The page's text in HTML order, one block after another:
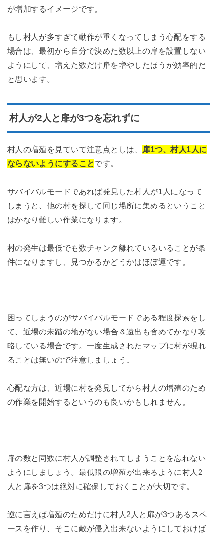
が増加するイメージです。
もし村人が多すぎて動作が重くなってしまう心配をする
場合は、最初から自分で決めた数以上の扉を設置しない
ようにして、増えた数だけ扉を増やしたほうが効率的だ
と思います。
村人が2人と扉が3つを忘れずに
村人の増殖を見ていて注意点としは、
扉1つ、村人1人に
ならないようにすることです。
サバイバルモードであれば発見した村人が1人になって
しまうと、他の村を探して同じ場所に集めるということ
はかなり難しい作業になります。
村の発生は最低でも数チャンク離れているいることが条
件になりますし、見つかるかどうかはほぼ運です。
困ってしまうのがサバイバルモードである程度探索をし
て、近場の未踏の地がない場合＆遠出も含めてかなり攻
略している場合です。一度生成されたマップに村が現れ
ることは無いので注意しましょう。
心配な方は、近場に村を発見してから村人の増殖のため
の作業を開始するというのも良いかもしれません。
扉の数と同数に村人が調整されてしまうことを忘れない
ようにしましょう。最低限の増殖が出来るように村人2
人と扉を3つは絶対に確保しておくことが大切です。
逆に言えば増殖のためだけに村人2人と扉が3つあるスペ
ースを作り、そこに敵が侵入出来ないようにしておけば